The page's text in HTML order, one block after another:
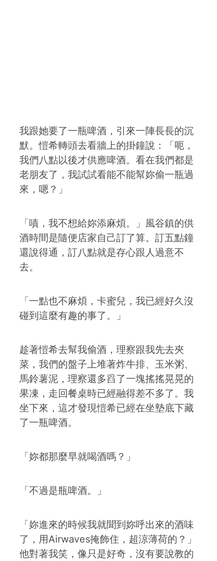
我跟她要了一瓶啤酒，引來一陣長長的沉
默。愷希轉頭去看牆上的掛鐘說：「呃，
我們八點以後才供應啤酒。看在我們都是
老朋友了，我試試看能不能幫妳偷一瓶過
來，嗯？」
「嘖，我不想給妳添麻煩。」風谷鎮的供
酒時間是隨便店家自己訂了算。訂五點鐘
還說得通，訂八點就是存心跟人過意不
去。
「一點也不麻煩，卡蜜兒，我已經好久沒
碰到這麼有趣的事了。」
趁著愷希去幫我偷酒，理察跟我先去夾
菜，我們的盤子上堆著炸牛排、玉米粥、
馬鈴薯泥，理察還多舀了一塊搖搖晃晃的
果凍，走回餐桌時已經融得差不多了。我
坐下來，這才發現愷希已經在坐墊底下藏
了一瓶啤酒。
「妳都那麼早就喝酒嗎？」
「不過是瓶啤酒。」
「妳進來的時候我就聞到妳呼出來的酒味
了，用Airwaves掩飾住，超涼薄荷的？」
他對著我笑，像只是好奇，沒有要說教的